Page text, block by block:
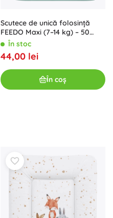
Scutece de unică folosință
FEEDO Maxi (7–14 kg) – 50
buc.În stoc
44,00 lei
În coș